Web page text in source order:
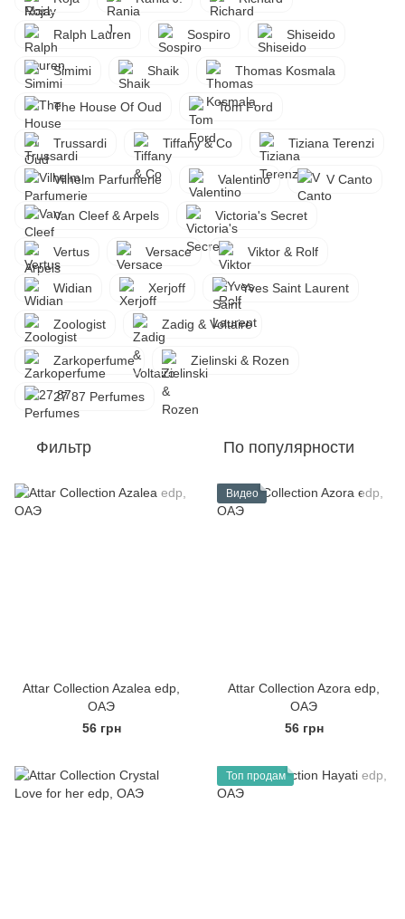
Ralph Lauren Sospiro Shiseido
Simimi Shaik Thomas Kosmala
The House Of Oud Tom Ford
Trussardi Tiffany & Co Tiziana Terenzi
Vilhelm Parfumerie Valentino V Canto
Van Cleef & Arpels Victoria's Secret
Vertus Versace Viktor & Rolf
Widian Xerjoff Yves Saint Laurent
Zoologist Zadig & Voltaire
Zarkoperfume Zielinski & Rozen
27 87 Perfumes
Фильтр По популярности
Attar Collection Azalea edp,
ОАЭ
56 грн
Видео
Attar Collection Azora edp,
ОАЭ
56 грн
Топ продам